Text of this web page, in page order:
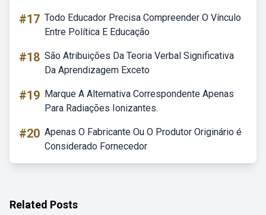
#17 Todo Educador Precisa Compreender O Vínculo
Entre Política E Educação
#18 São Atribuições Da Teoria Verbal Significativa
Da Aprendizagem Exceto
#19 Marque A Alternativa Correspondente Apenas
Para Radiações Ionizantes.
#20 Apenas O Fabricante Ou O Produtor Originário é
Considerado Fornecedor
Related Posts